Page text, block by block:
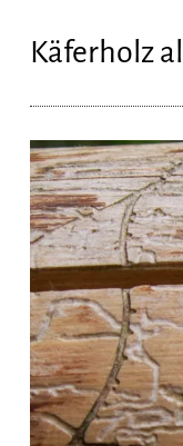
Käferholz